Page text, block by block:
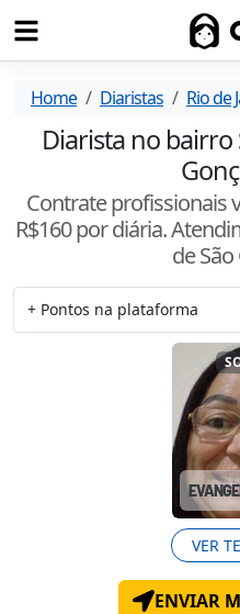
Home Diaristas Rio de
Diarista no bairro
Contrate profissionais
R$160por diária.
de
VER
ENVIAR